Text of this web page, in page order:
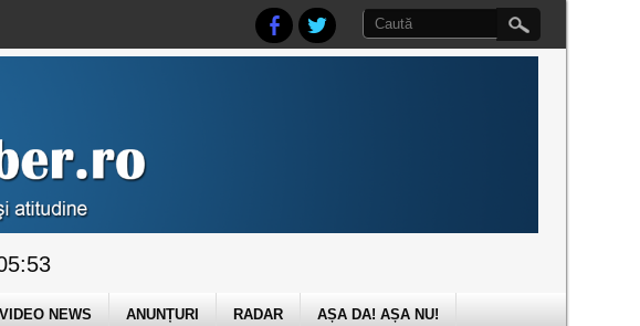
VIDEO NEWS ANUNȚURI RADAR AȘA DA! AȘA NU!